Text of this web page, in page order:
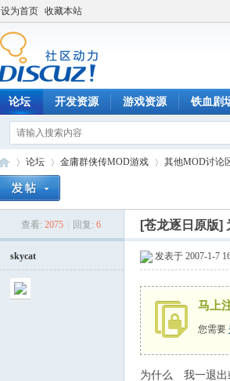
设为首页 收藏本站
论坛 开发资源 游戏资源 铁血剧
论坛
›
金庸群侠传MOD游戏
›
其他MOD讨论
查看: 2075 回复: 6 [苍龙逐日原版]
skycat 发表于 2007-1-7
马上
您需要
为什么 我一退